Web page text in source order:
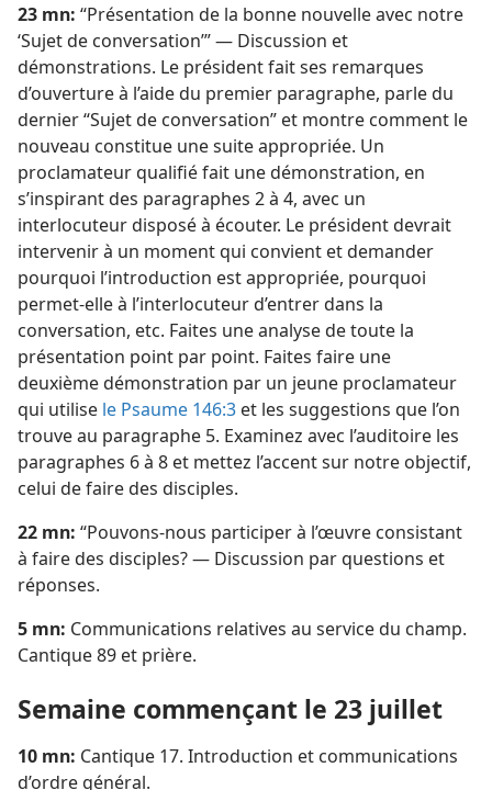
23 mn: “Présentation de la bonne nouvelle avec notre
‘Sujet de conversation’” — Discussion et
démonstrations. Le président fait ses remarques
d’ouverture à l’aide du premier paragraphe, parle du
dernier “Sujet de conversation” et montre comment le
nouveau constitue une suite appropriée. Un
proclamateur qualifié fait une démonstration, en
s’inspirant des paragraphes 2 à 4, avec un
interlocuteur disposé à écouter. Le président devrait
intervenir à un moment qui convient et demander
pourquoi l’introduction est appropriée, pourquoi
permet-​elle à l’interlocuteur d’entrer dans la
conversation, etc. Faites une analyse de toute la
présentation point par point. Faites faire une
deuxième démonstration par un jeune proclamateur
qui utilise le Psaume 146:3 et les suggestions que l’on
trouve au paragraphe 5. Examinez avec l’auditoire les
paragraphes 6 à 8 et mettez l’accent sur notre objectif,
celui de faire des disciples.
22 mn: “Pouvons-​nous participer à l’œuvre consistant
à faire des disciples? — Discussion par questions et
réponses.
5 mn: Communications relatives au service du champ.
Cantique 89 et prière.
Semaine commençant le 23 juillet
10 mn: Cantique 17. Introduction et communications
d’ordre général.